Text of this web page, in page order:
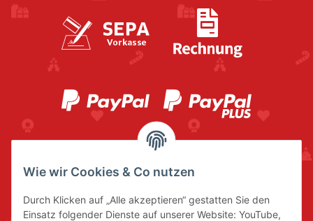
Wie wir Cookies & Co nutzen
Durch Klicken auf „Alle akzeptieren“ gestatten Sie den
Einsatz folgender Dienste auf unserer Website: YouTube,